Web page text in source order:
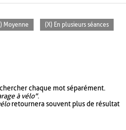
Moyenne (X) En plusieurs séances
chaque mot séparément.
à vélo".
retournera souvent plus de résultat